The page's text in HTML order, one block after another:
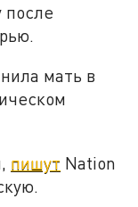
после
мать в
пишут Nation